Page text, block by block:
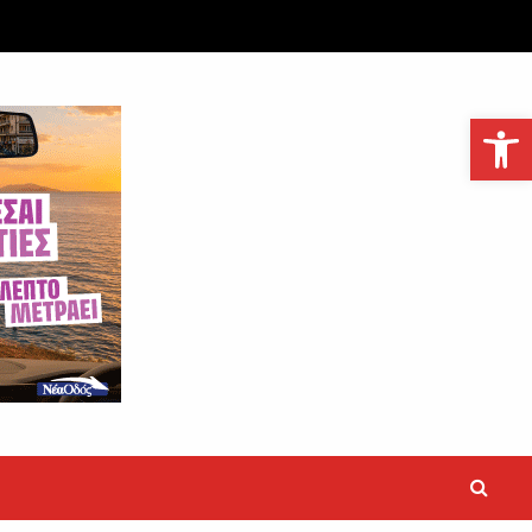
Ανοίξτε τη γραμμή εργαλείων